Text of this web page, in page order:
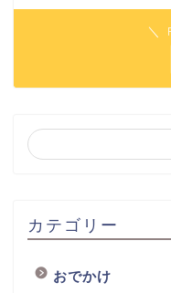
＼
カテゴリー
おでかけ